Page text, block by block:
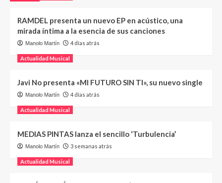
RAMDEL presenta un nuevo EP en acústico, una
mirada íntima a la esencia de sus canciones
Manolo Martín 4 días atrás
Actualidad Musical
Javi No presenta «MI FUTURO SIN TI», su nuevo single
Manolo Martín 4 días atrás
Actualidad Musical
MEDIAS PINTAS lanza el sencillo ‘Turbulencia’
Manolo Martín 3 semanas atrás
Actualidad Musical